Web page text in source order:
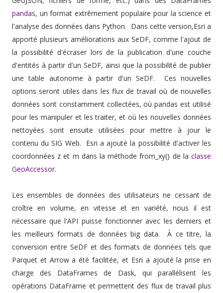
pandas, un format extrêmement populaire pour la science et
l'analyse des données dans Python. Dans cette version,Esri a
apporté plusieurs améliorations aux SeDF, comme l'ajout de
la possibilité d'écraser lors de la publication d'une couche
d'entités à partir d'un SeDF, ainsi que la possibilité de publier
une table autonome à partir d'un SeDF. Ces nouvelles
options seront utiles dans les flux de travail où de nouvelles
données sont constamment collectées, où pandas est utilisé
pour les manipuler et les traiter, et où les nouvelles données
nettoyées sont ensuite utilisées pour mettre à jour le
contenu du SIG Web. Esri a ajouté la possibilité d'activer les
coordonnées z et m dans la méthode from_xy() de laclasse
GeoAccessor.
Les ensembles de données des utilisateurs ne cessant de
croître en volume, en vitesse et en variété, nous il est
nécessaire que l'API puisse fonctionner avec les derniers et
les meilleurs formats de données big data. À ce titre, la
conversion entre SeDF et des formats de données tels que
Parquet et Arrow a été facilitée, et Esri a ajouté la prise en
charge des DataFrames de Dask, qui parallélisent les
opérations DataFrame et permettent des flux de travail plus